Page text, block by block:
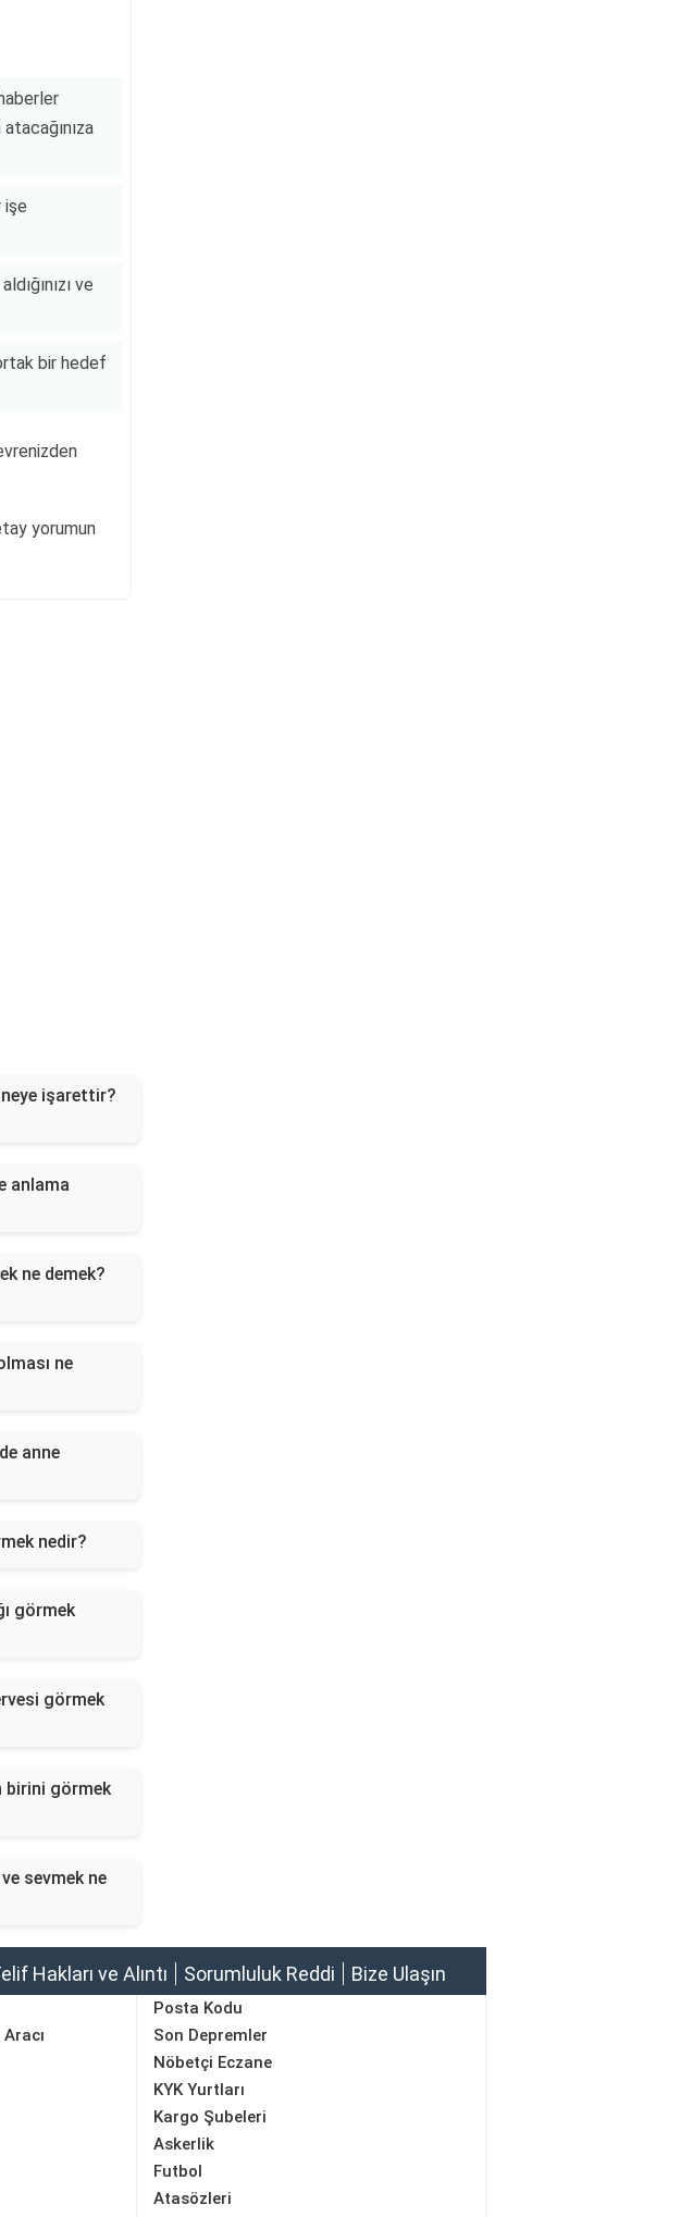
işe
ve
bir hedef
yorumun
işarettir?
anlama
ne demek?
ne
anne
nedir?
görmek
görmek
birini görmek
sevmek ne
Hakları ve Alıntı Sorumluluk Reddi Bize Ulaşın
Posta Kodu
Son Depremler
Nöbetçi Eczane
KYK Yurtları
Kargo Şubeleri
Askerlik
Futbol
Atasözleri